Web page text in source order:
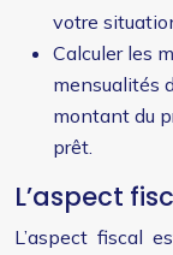
votre
Calculer les
mensualités
montant du
prêt.
L’aspect
L’aspect fiscal